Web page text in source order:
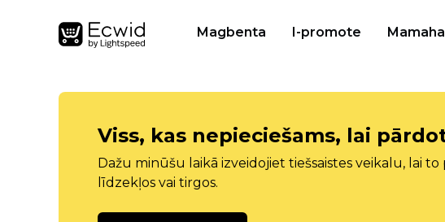
Magbenta I-promote
Viss, kas nepieciešams, lai
Dažu minūšu laikā izveidojiet tiešsaistes veikalu, lai
līdzekļos vai tirgos.